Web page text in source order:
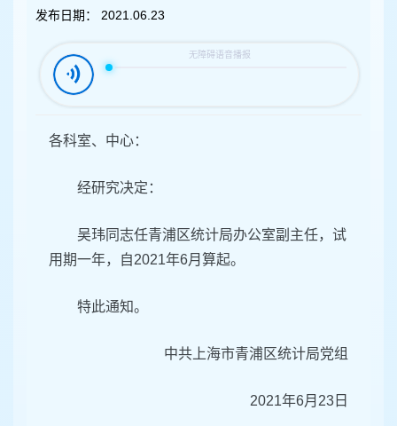
发布日期： 2021.06.23
各科室、中心：
经研究决定：
吴玮同志任青浦区统计局办公室副主任，试
用期一年，自2021年6月算起。
特此通知。
中共上海市青浦区统计局党组
2021年6月23日